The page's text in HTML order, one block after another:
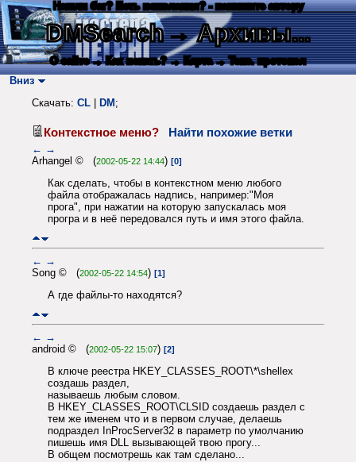
Нашли баг? Есть пожелания? - напишите автору
DMSearch→ Архивы...
О сайте → Как искать? → Карта → Текс. протокол
Вниз
Скачать: CL DM ;
Контекстное меню? Найти похожие ветки
← →
Arhangel © (2002-05-22 14:44) [0]
Как сделать, чтобы в контекстном меню любого
файла отображалась надпись, например:"Моя
прога", при нажатии на которую запускалась моя
програ и в неё передовался путь и имя этого файла.
← →
Song © (2002-05-22 14:54) [1]
А где файлы-то находятся?
← →
android © (2002-05-22 15:07) [2]
В ключе реестра HKEY_CLASSES_ROOT\*\shellex
создашь раздел,
называешь любым словом.
В HKEY_CLASSES_ROOT\CLSID создаешь раздел с
тем же именем что и в первом случае, делаешь
подраздел InProcServer32 в параметр по умолчанию
пишешь имя DLL вызывающей твою прогу...
В общем посмотрешь как там сделано...